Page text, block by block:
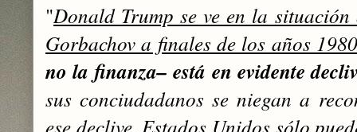
"Donald Trump se ve en la
Gorbachov a ‎finales de los años 1980
no la finanza– está en evidente
sus conciudadanos se niegan a
ese declive. Estados Unidos sólo